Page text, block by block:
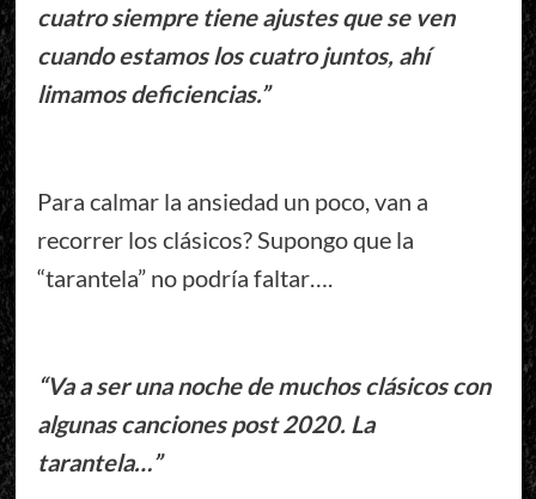
cuatro siempre tiene ajustes que se ven
cuando estamos los cuatro juntos, ahí
limamos deficiencias.”
Para calmar la ansiedad un poco, van a
recorrer los clásicos? Supongo que la
“tarantela” no podría faltar….
“Va a ser una noche de muchos clásicos con
algunas canciones post 2020. La
tarantela…”